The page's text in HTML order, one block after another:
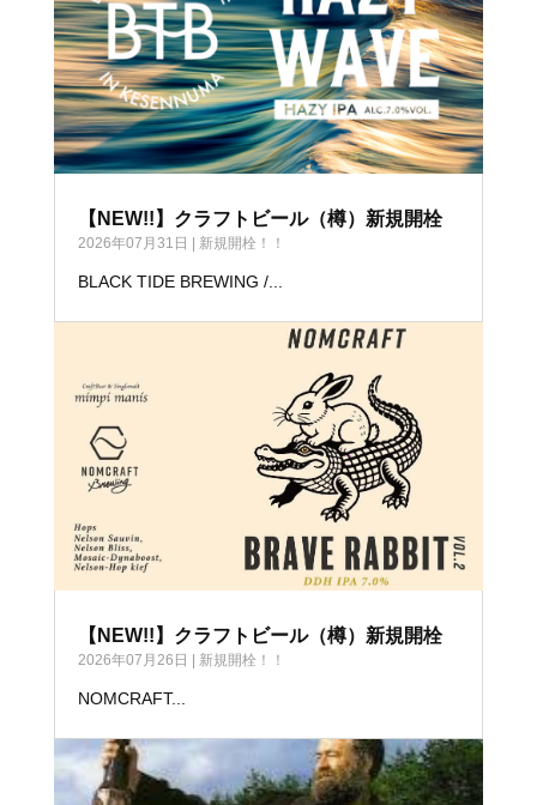
【NEW!!】クラフトビール（樽）新規開栓
2026年07月31日 | 新規開栓！！
BLACK TIDE BREWING /...
【NEW!!】クラフトビール（樽）新規開栓
2026年07月26日 | 新規開栓！！
NOMCRAFT...